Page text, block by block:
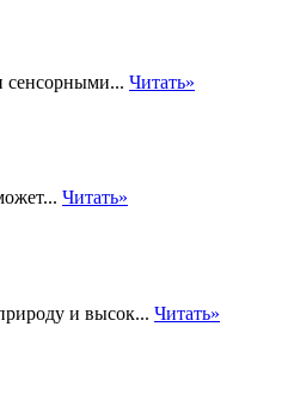
сенсорными... Читать»
Читать»
и высок... Читать»